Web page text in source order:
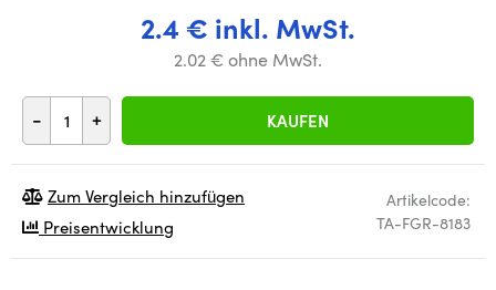
2.4 € inkl. MwSt.
2.02 € ohne MwSt.
- + KAUFEN
Artikelcode:
TA-FGR-8183
Zum Vergleich hinzufügen
Preisentwicklung